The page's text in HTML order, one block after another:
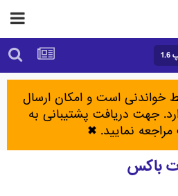
است و امکان ارسال
جهت دریافت پشتیبانی به
نمایید. ✖
باکس